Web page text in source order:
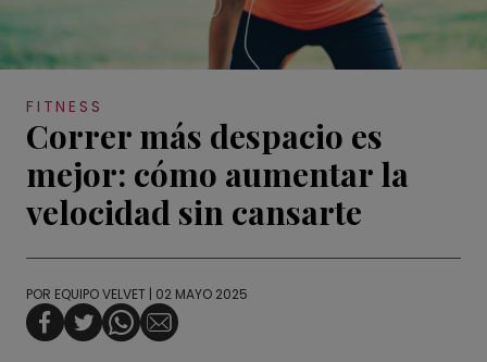
FITNESS
Correr más despacio es
mejor: cómo aumentar la
velocidad sin cansarte
POR EQUIPO VELVET | 02 MAYO 2025